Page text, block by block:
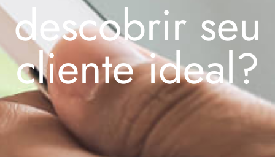
descobrir seu
cliente ideal?